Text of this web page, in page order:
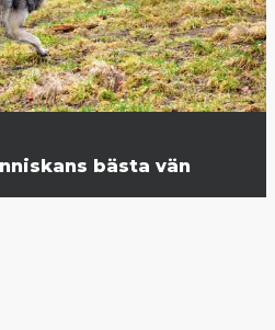
bästa vän